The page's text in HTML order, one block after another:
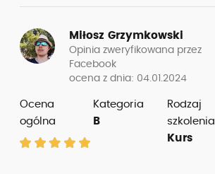
Miłosz Grzymkowski
Opinia zweryfikowana przez
Facebook
ocena z dnia: 04.01.2024
Ocena
ogólna
Kategoria
B
Rodzaj
szkolenia
Kurs